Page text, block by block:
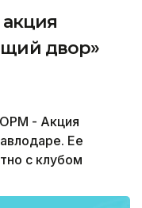
двор»
- Акция
Ее
с клубом